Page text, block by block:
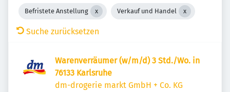
Befristete Anstellung Verkauf und Handel
Suche zurücksetzen
Warenverräumer (w/m/d) 3 Std./Wo. in
76133 Karlsruhe
dm-drogerie markt GmbH + Co. KG